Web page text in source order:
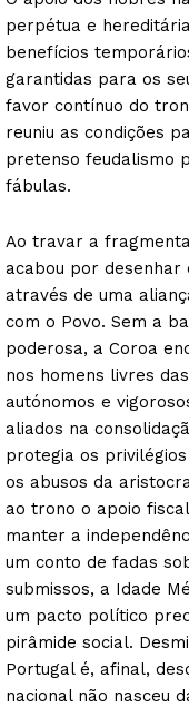
perpétua e
benefícios
garantidas para os
favor contínuo do
reuniu as condições
pretenso feudalismo
fábulas.
Ao travar a
acabou por desenhar
através de uma
com o Povo. Sem a
poderosa, a Coroa
nos homens livres
autónomos e
aliados na
protegia os
os abusos da
ao trono o apoio
manter a
um conto de fadas
submissos, a Idade
um pacto político
pirâmide social.
Portugal é, afinal,
nacional não nasceu